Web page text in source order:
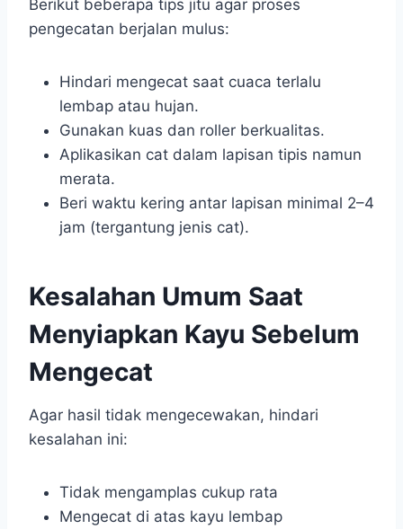
Berikut beberapa tips jitu agar proses
pengecatan berjalan mulus:
Hindari mengecat saat cuaca terlalu
lembap atau hujan.
Gunakan kuas dan roller berkualitas.
Aplikasikan cat dalam lapisan tipis namun
merata.
Beri waktu kering antar lapisan minimal 2–4
jam (tergantung jenis cat).
Kesalahan Umum Saat
Menyiapkan Kayu Sebelum
Mengecat
Agar hasil tidak mengecewakan, hindari
kesalahan ini:
Tidak mengamplas cukup rata
Mengecat di atas kayu lembap